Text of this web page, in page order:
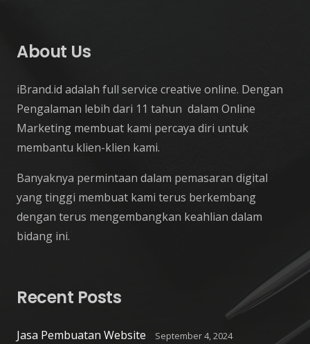
About Us
iBrand.id adalah full service creative online. Dengan
Pengalaman lebih dari 11 tahun dalam Online
Marketing membuat kami percaya diri untuk
membantu klien-klien kami.
Banyaknya permintaan dalam pemasaran digital
yang tinggi membuat kami terus berkembang
dengan terus mengembangkan keahlian dalam
bidang ini.
Recent Posts
Jasa Pembuatan Website September 4, 2024